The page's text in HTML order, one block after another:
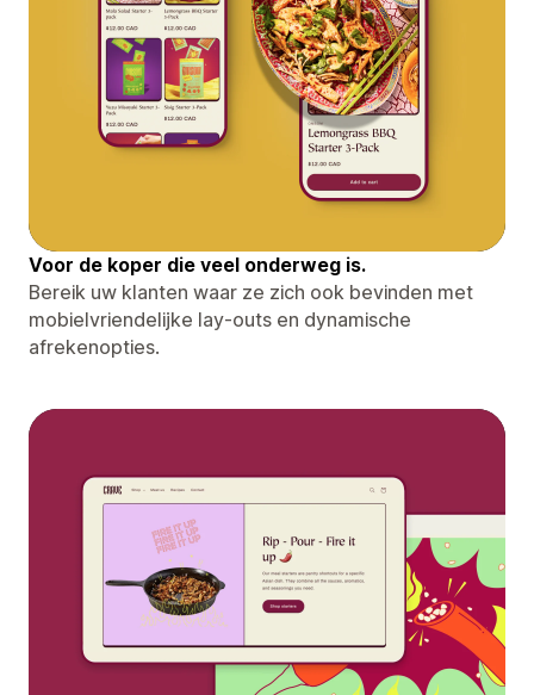
Voor de koper die veel onderweg is.
Bereik uw klanten waar ze zich ook bevinden met
mobielvriendelijke lay-outs en dynamische
afrekenopties.